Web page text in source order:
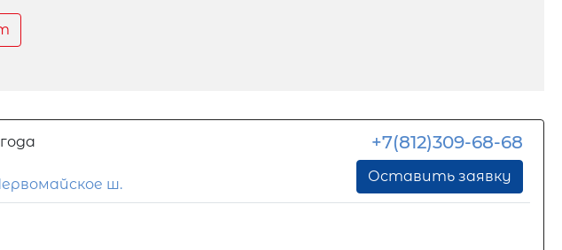
ш.
+7(812)309-68-68
Оставить заявку